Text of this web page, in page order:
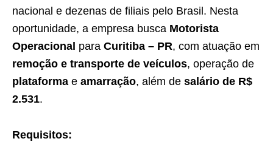
nacional e dezenas de filiais pelo Brasil. Nesta
oportunidade, a empresa busca Motorista
Operacional para Curitiba – PR, com atuação em
remoção e transporte de veículos, operação de
plataforma e amarração, além de salário de R$
2.531.
Requisitos: